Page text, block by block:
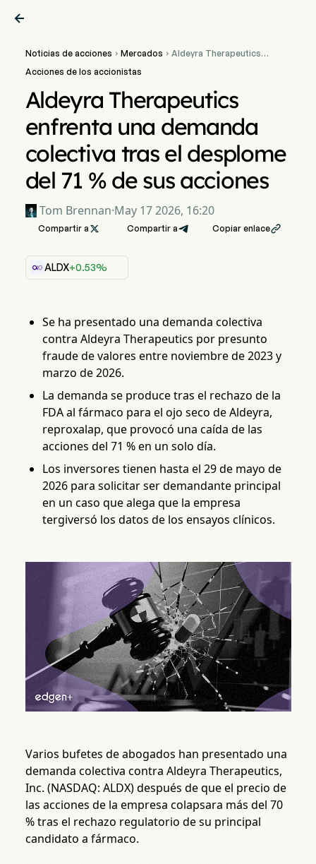

Noticias de acciones  Mercados  Aldeyra Therapeutics
Acciones de los accionistas
Aldeyra Therapeutics
enfrenta una demanda
colectiva tras el desplome
del 71 % de sus acciones
Tom Brennan·May 17 2026, 16:20
Compartir a  Compartir a Copiar enlace
ALDX+0.53%
Se ha presentado una demanda colectiva
contra Aldeyra Therapeutics por presunto
fraude de valores entre noviembre de 2023 y
marzo de 2026.
La demanda se produce tras el rechazo de la
FDA al fármaco para el ojo seco de Aldeyra,
reproxalap, que provocó una caída de las
acciones del 71 % en un solo día.
Los inversores tienen hasta el 29 de mayo de
2026 para solicitar ser demandante principal
en un caso que alega que la empresa
tergiversó los datos de los ensayos clínicos.
Varios bufetes de abogados han presentado una
demanda colectiva contra Aldeyra Therapeutics,
Inc. (NASDAQ: ALDX) después de que el precio de
las acciones de la empresa colapsara más del 70
% tras el rechazo regulatorio de su principal
candidato a fármaco.